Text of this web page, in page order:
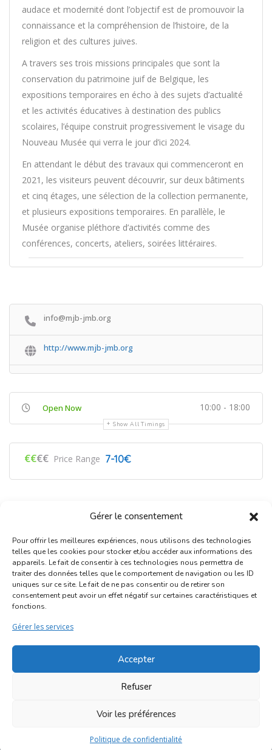
Gérer le consentement
Pour offrir les meilleures expériences, nous utilisons des technologies
telles que les cookies pour stocker et/ou accéder aux informations des
appareils. Le fait de consentir à ces technologies nous permettra de
traiter des données telles que le comportement de navigation ou les ID
uniques sur ce site. Le fait de ne pas consentir ou de retirer son
consentement peut avoir un effet négatif sur certaines caractéristiques et
fonctions.
Gérer les services
Accepter
Refuser
Voir les préférences
Politique de confidentialité
audace et modernité dont l’objectif est de promouvoir la
connaissance et la compréhension de l’histoire, de la
religion et des cultures juives.
A travers ses trois missions principales que sont la
conservation du patrimoine juif de Belgique, les
expositions temporaires en écho à des sujets d’actualité
et les activités éducatives à destination des publics
scolaires, l’équipe construit progressivement le visage du
Nouveau Musée qui verra le jour d’ici 2024.
En attendant le début des travaux qui commenceront en
2021, les visiteurs peuvent découvrir, sur deux bâtiments
et cinq étages, une sélection de la collection permanente,
et plusieurs expositions temporaires. En parallèle, le
Musée organise pléthore d’activités comme des
conférences, concerts, ateliers, soirées littéraires.
info@mjb-jmb.org
http://www.mjb-jmb.org
Open Now 10:00 - 18:00
Show All Timings
€€€€ Price Range 7-10€
Inscription Commerce
Rue Haute 77 - 1000 Bruxelles
©2017-2026Marolles.brussels• Contact us →
ascombrueg@outlook.com